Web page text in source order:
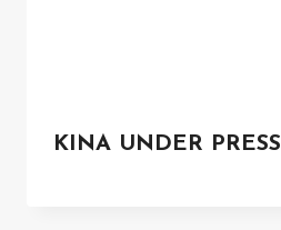
KINA UNDER PRESS